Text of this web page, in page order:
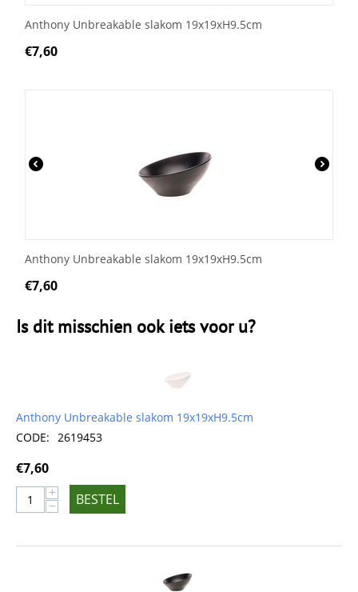
Anthony Unbreakable slakom 19x19xH9.5cm
€7,60
Anthony Unbreakable slakom 19x19xH9.5cm
€7,60
Is dit misschien ook iets voor u?
Anthony Unbreakable slakom 19x19xH9.5cm
CODE: 2619453
€7,60
+
− BESTEL